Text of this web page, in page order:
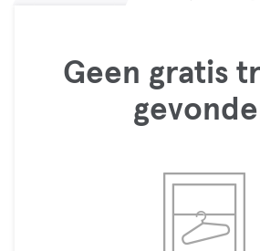
Geen gratis